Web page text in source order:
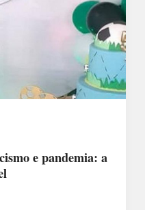
e pandemia: a